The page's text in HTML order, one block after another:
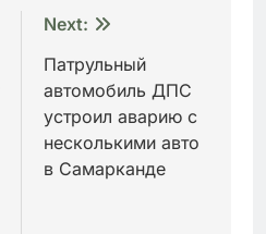
Next:
Патрульный
автомобиль ДПС
устроил аварию с
несколькими авто
в Самарканде